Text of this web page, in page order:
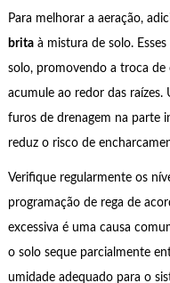
Para melhorar a aeração,
britaà mistura de solo.
solo, promovendo a troca de
acumule ao redor das
furos de drenagem na parte
reduz o risco de
Verifique regularmente os
programação de rega de
excessiva é uma causa
o solo seque parcialmente
umidade adequado para o